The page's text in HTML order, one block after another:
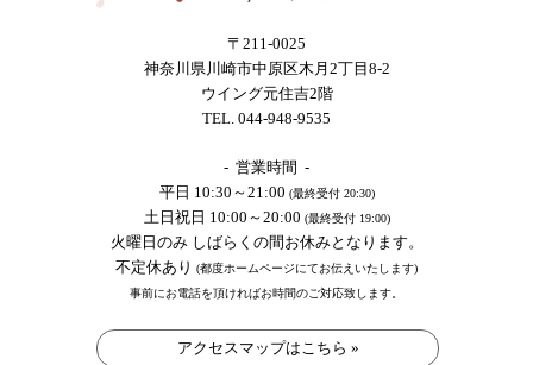
〒211-0025
神奈川県川崎市中原区木月2丁目8-2
ウイング元住吉2階
TEL. 044-948-9535
- 営業時間 -
平日 10:30～21:00 (最終受付 20:30)
土日祝日 10:00～20:00 (最終受付 19:00)
火曜日のみ しばらくの間お休みとなります。
不定休あり (都度ホームページにてお伝えいたします)
事前にお電話を頂ければお時間のご対応致します。
アクセスマップはこちら »